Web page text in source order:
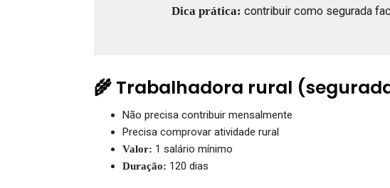
Dica prática: contribuir como segurada
🌾 Trabalhadora rural
Não precisa contribuir mensalmente
Precisa comprovar atividade rural
Valor: 1 salário mínimo
Duração: 120 dias